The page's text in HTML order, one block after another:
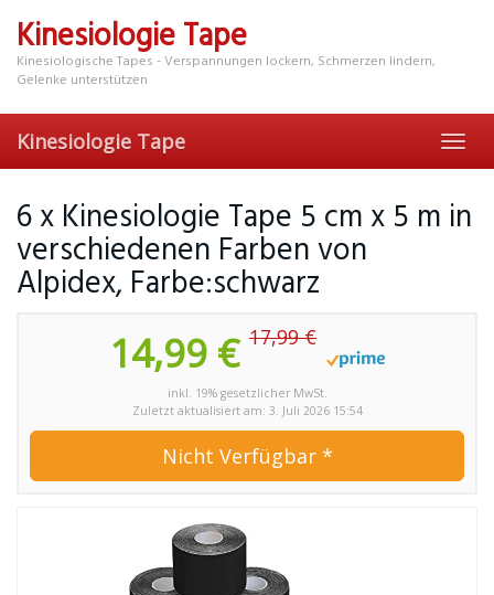
main
content
Kinesiologie Tape
Kinesiologische Tapes - Verspannungen lockern, Schmerzen lindern,
Gelenke unterstützen
Kinesiologie Tape
6 x Kinesiologie Tape 5 cm x 5 m in
verschiedenen Farben von
Alpidex, Farbe:schwarz
14,99 € 17,99 €
inkl. 19% gesetzlicher MwSt.
Zuletzt aktualisiert am: 3. Juli 2026 15:54
Nicht Verfügbar *